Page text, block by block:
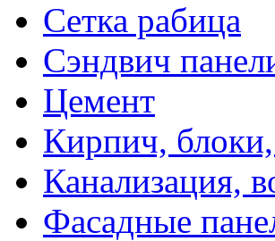
Сетка рабица
Сэндвич
Цемент
Кирпич,
Канализация,
Фасадные